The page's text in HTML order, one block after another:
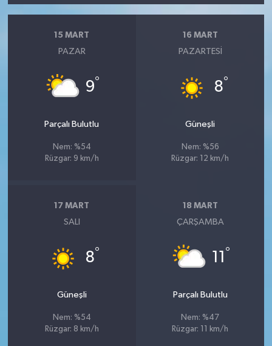
15 MART
PAZAR
9°
Parçalı Bulutlu
Nem: %54
Rüzgar: 9 km/h
16 MART
PAZARTESI
8°
Güneşli
Nem: %56
Rüzgar: 12 km/h
17 MART
SALI
8°
Güneşli
Nem: %54
Rüzgar: 8 km/h
18 MART
ÇARŞAMBA
11 °
Parçalı Bulutlu
Nem: %47
Rüzgar: 11 km/h